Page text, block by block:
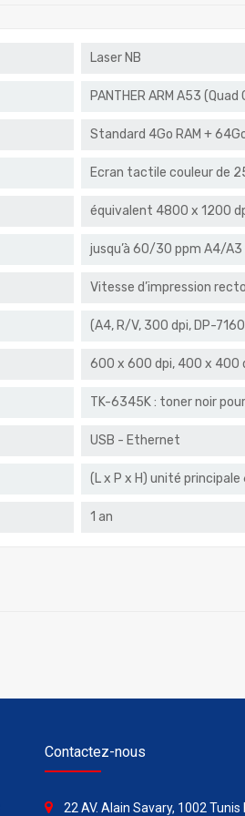
Laser NB
PANTHER ARM A53 (Quad
Standard 4Go RAM +
Ecran tactile couleur de
équivalent 4800 x 1200
jusqu’à 60/30 ppm A4/A3
Vitesse d’impression
(A4, R/V, 300 dpi, DP-
600 x 600 dpi, 400 x 400
TK-6345K : toner noir
USB - Ethernet
(L x P x H) unité
1 an
Contactez-nous
22 AV. Alain Savary, 1002 Tunis